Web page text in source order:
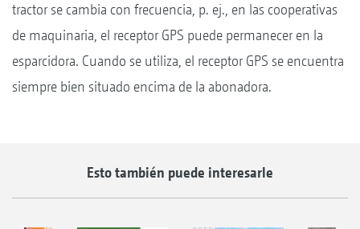
tractor se cambia con frecuencia, p. ej., en las cooperativas
de maquinaria, el receptor GPS puede permanecer en la
esparcidora. Cuando se utiliza, el receptor GPS se encuentra
siempre bien situado encima de la abonadora.
Esto también puede interesarle